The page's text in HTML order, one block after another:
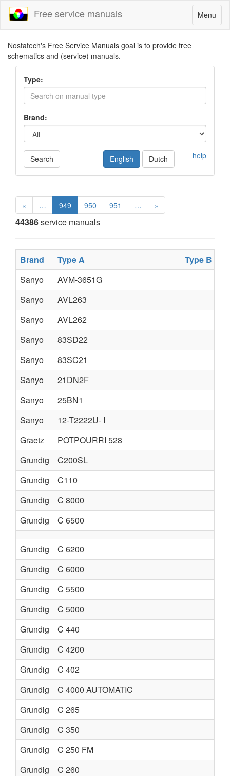
Toggle
navigation
Menu
Free service manuals
Nostatech's Free Service Manuals goal is to provide free
schematics and (service) manuals.
Type:
Brand:
Search help
English Dutch
« … 949 950 951 … »
44386service manuals
Brand Type A Type B
Sanyo
AVM-3651G
Sanyo
AVL263
Sanyo
AVL262
Sanyo
83SD22
Sanyo
83SC21
Sanyo
21DN2F
Sanyo
25BN1
Sanyo
12-T2222U- I
Graetz
POTPOURRI 528
Grundig
C200SL
Grundig
C110
Grundig
C 8000
Grundig
C 6500
Grundig
C 6200
Grundig
C 6000
Grundig
C 5500
Grundig
C 5000
Grundig
C 440
Grundig
C 4200
Grundig
C 402
Grundig
C 4000 AUTOMATIC
Grundig
C 265
Grundig
C 350
Grundig
C 250 FM
Grundig
C 260